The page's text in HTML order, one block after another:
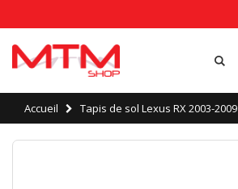
Accueil Tapis de sol Lexus RX 2003-2009